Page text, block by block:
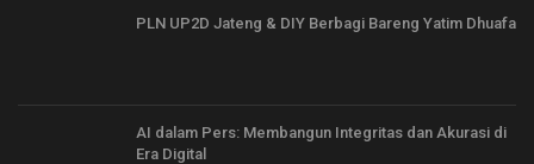
PLN UP2D Jateng & DIY Berbagi Bareng Yatim Dhuafa
AI dalam Pers: Membangun Integritas dan Akurasi di
Era Digital